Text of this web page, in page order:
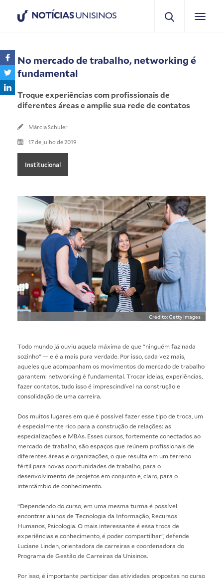
NOTÍCIASUNISINOS
No mercado de trabalho, networking é
fundamental
Troque experiências com profissionais de
diferentes áreas e amplie sua rede de contatos
Márcia Schuler
17 de julho de 2019
Institucional
Crédito: Getty Images
Todo mundo já ouviu aquela máxima de que “ninguém faz nada
sozinho” — e é a mais pura verdade. Por isso, cada vez mais,
aqueles que acompanham os movimentos do mercado de trabalho
garantem: networking é fundamental. Trocar ideias, experiências,
fazer contatos, tudo isso é imprescindível na construção e
consolidação de uma carreira.
Dos muitos lugares em que é possível fazer esse tipo de troca, um
é especialmente rico para a construção de relações: as
especializações e MBAs. Esses cursos, fortemente conectados ao
mercado de trabalho, são espaços que reúnem profissionais de
diferentes áreas e organizações, o que resulta em um terreno
fértil para novas oportunidades de trabalho, para o
desenvolvimento de projetos em conjunto e, claro, para o
intercâmbio de conhecimento.
“Dependendo do curso, em uma mesma turma é possível
encontrar alunos de Tecnologia da Informação, Recursos
Humanos, Psicologia. O mais interessante é essa troca de
experiências e conhecimento, é poder compartilhar”, defende
Luciane Linden, orientadora de carreiras e coordenadora do
Programa de Gestão de Carreiras da Unisinos.
Por isso, é importante participar das atividades propostas no curso